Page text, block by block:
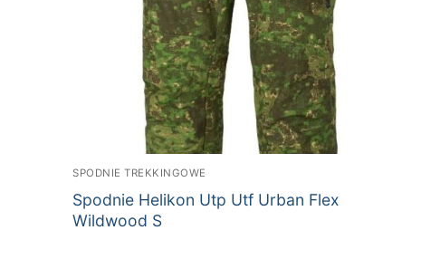
SPODNIE TREKKINGOWE
Spodnie Helikon Utp Utf Urban Flex
Wildwood S